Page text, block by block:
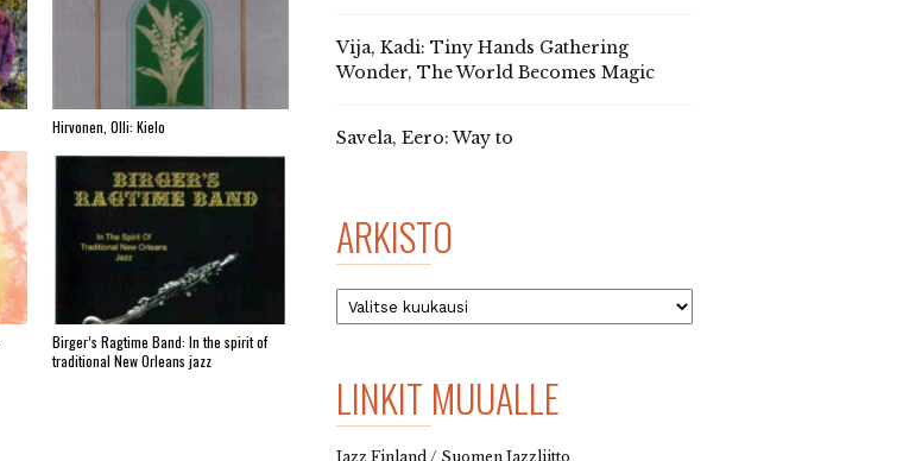
Hirvonen, Olli: Kielo
Birger’s Ragtime Band: In the spirit of
traditional New Orleans jazz
Vija, Kadi: Tiny Hands Gathering
Wonder, The World Becomes Magic
Savela, Eero: Way to
ARKISTO
Arkisto
LINKIT MUUALLE
Jazz Finland / Suomen Jazzliitto